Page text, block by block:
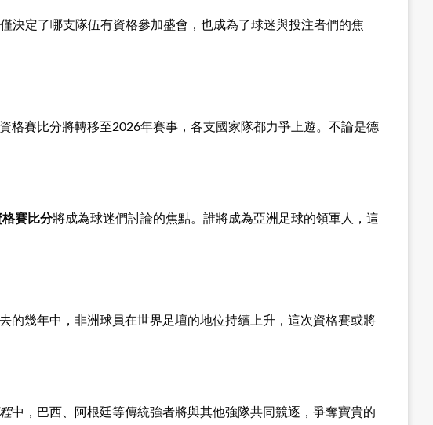
決定了哪支隊伍有資格參加盛會，也成為了球迷與投注者們的焦
格賽比分將轉移至2026年賽事，各支國家隊都力爭上遊。不論是德
賽比分將成為球迷們討論的焦點。誰將成為亞洲足球的領軍人，這
的幾年中，非洲球員在世界足壇的地位持續上升，這次資格賽或將
中，巴西、阿根廷等傳統強者將與其他強隊共同競逐，爭奪寶貴的